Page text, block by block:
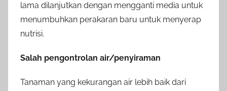
lama dilanjutkan dengan mengganti media untuk
menumbuhkan perakaran baru untuk menyerap
nutrisi.
Salah pengontrolan air/penyiraman
Tanaman yang kekurangan air lebih baik dari